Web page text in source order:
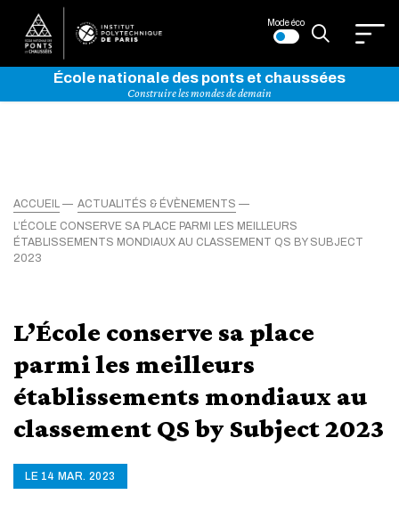
Mode éco
École nationale des ponts et chaussées
Construire les mondes de demain
ACCUEIL
ACTUALITÉS & ÉVÈNEMENTS
L’ÉCOLE CONSERVE SA PLACE PARMI LES MEILLEURS
ÉTABLISSEMENTS MONDIAUX AU CLASSEMENT QS BY SUBJECT
2023
L’École conserve sa place
parmi les meilleurs
établissements mondiaux au
classement QS by Subject 2023
LE 14 MAR. 2023